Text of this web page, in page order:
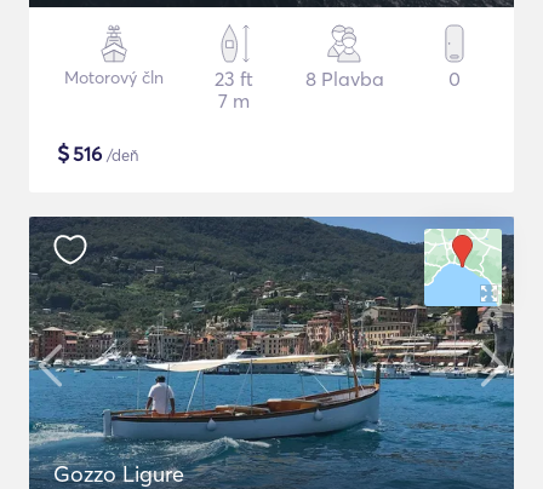
Motorový čln
23 ft
7 m
8 Plavba 0
$516 /deň
Gozzo Ligure